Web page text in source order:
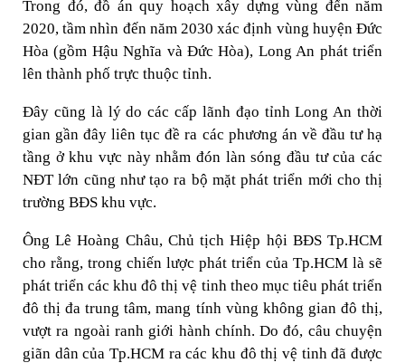
Trong đó, đồ án quy hoạch xây dựng vùng đến năm
2020, tầm nhìn đến năm 2030 xác định vùng huyện Đức
Hòa (gồm Hậu Nghĩa và Đức Hòa), Long An phát triển
lên thành phố trực thuộc tỉnh.
Đây cũng là lý do các cấp lãnh đạo tỉnh Long An thời
gian gần đây liên tục đề ra các phương án về đầu tư hạ
tầng ở khu vực này nhằm đón làn sóng đầu tư của các
NĐT lớn cũng như tạo ra bộ mặt phát triển mới cho thị
trường BĐS khu vực.
Ông Lê Hoàng Châu, Chủ tịch Hiệp hội BĐS Tp.HCM
cho rằng, trong chiến lược phát triển của Tp.HCM là sẽ
phát triển các khu đô thị vệ tinh theo mục tiêu phát triển
đô thị đa trung tâm, mang tính vùng không gian đô thị,
vượt ra ngoài ranh giới hành chính. Do đó, câu chuyện
giãn dân của Tp.HCM ra các khu đô thị vệ tinh đã được